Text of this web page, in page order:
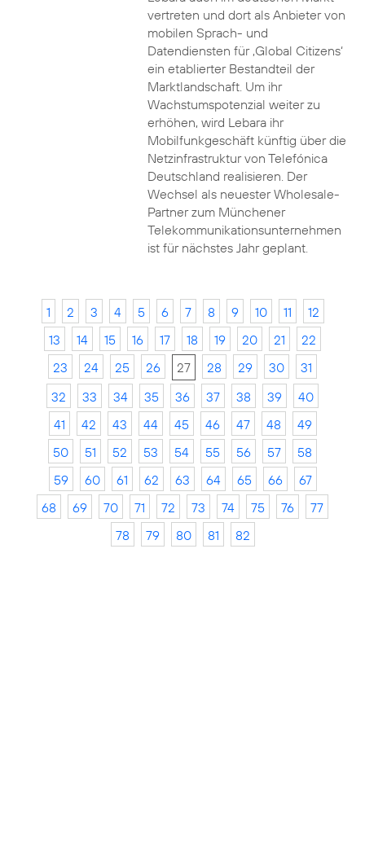
vertreten und dort als Anbieter von
mobilen Sprach- und
Datendiensten für ‚Global Citizens‘
ein etablierter Bestandteil der
Marktlandschaft. Um ihr
Wachstumspotenzial weiter zu
erhöhen, wird Lebara ihr
Mobilfunkgeschäft künftig über die
Netzinfrastruktur von Telefónica
Deutschland realisieren. Der
Wechsel als neuester Wholesale-
Partner zum Münchener
Telekommunikationsunternehmen
ist für nächstes Jahr geplant.
1 2 3 4 5 6 7 8 9 10 11
12
13
14 15 16 17 18 19 20 21
22
23
24 25 26 27 28 29 30
31
32
33 34 35 36 37 38 39
40
41
42 43 44 45 46 47 48
49
50
51 52 53 54 55 56 57
58
59
60 61 62 63 64 65 66
67
68
69 70 71 72 73 74 75 76
77
78
79 80 81 82